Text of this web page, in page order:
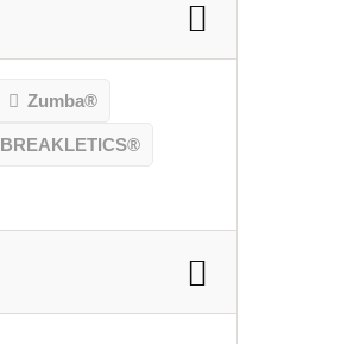
Zumba®
BREAKLETICS®